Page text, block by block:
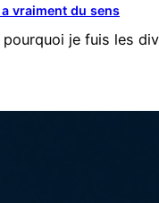
vraiment du sens
pourquoi je fuis les